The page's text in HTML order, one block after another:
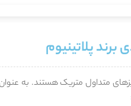
متداول متریک هستند. به